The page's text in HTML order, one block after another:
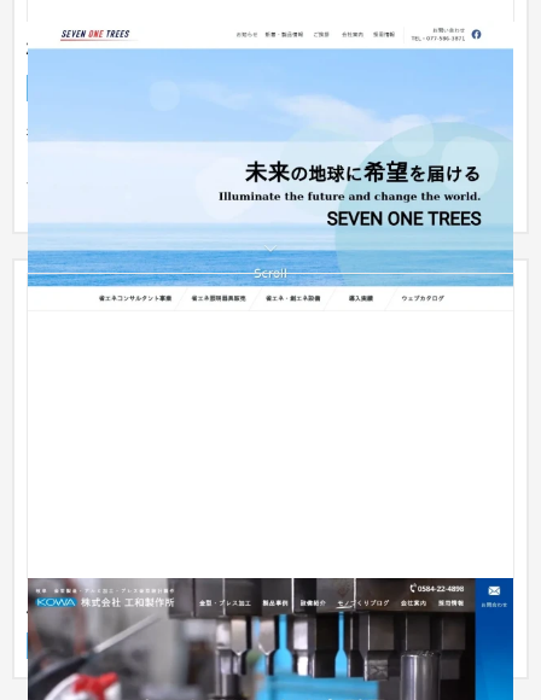
株式会社セブンワンツリーズ
提供素材（パンフレット、ロゴおよび製品イメージ）を元にホ
ームページを制作しました。 ※ページイメージが崩れている場
合がご...
工和製作所 様
企業サイト 製造業 51〜100万円